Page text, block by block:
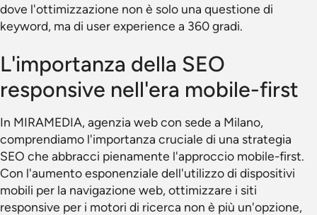
dove l'ottimizzazione non è solo una questione di
keyword, ma di user experience a 360 gradi.
L'importanza della SEO
responsive nell'era mobile-first
In MIRAMEDIA, agenzia web con sede a Milano,
comprendiamo l'importanza cruciale di una strategia
SEO che abbracci pienamente l'approccio mobile-first.
Con l'aumento esponenziale dell'utilizzo di dispositivi
mobili per la navigazione web, ottimizzare i siti
responsive per i motori di ricerca non è più un'opzione,